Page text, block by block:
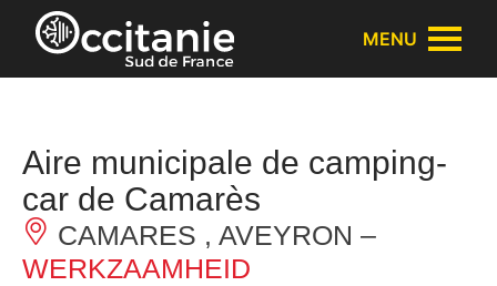
Cookies beheer paneel
MENU
Aire municipale de camping-
car de Camarès
CAMARES , AVEYRON –
WERKZAAMHEID